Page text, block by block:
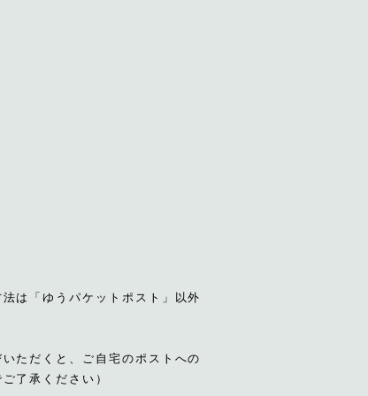
は「ゆうパケットポスト」以外
ただくと、ご自宅のポストへの
了承ください）